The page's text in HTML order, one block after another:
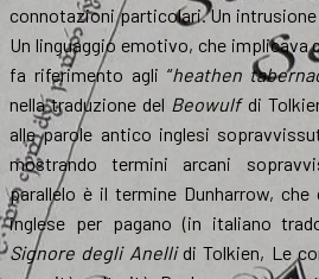
connotazioni particolari. Un
Un linguaggio emotivo, che implicava
fa riferimento agli “heathen
nella traduzione del Beowulfdi
alle parole antico inglesi
mostrando termini arcani
parallelo è il termine Dunharrow,
inglese per pagano (in italiano
Signore degli Anellidi Tolkien, Le